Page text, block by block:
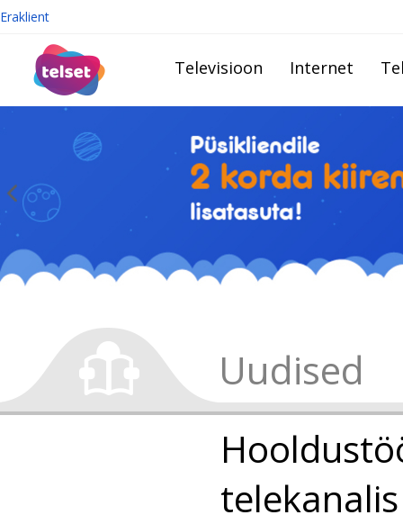
Eraklient
Televisioon Internet
Uudised
telekanalis